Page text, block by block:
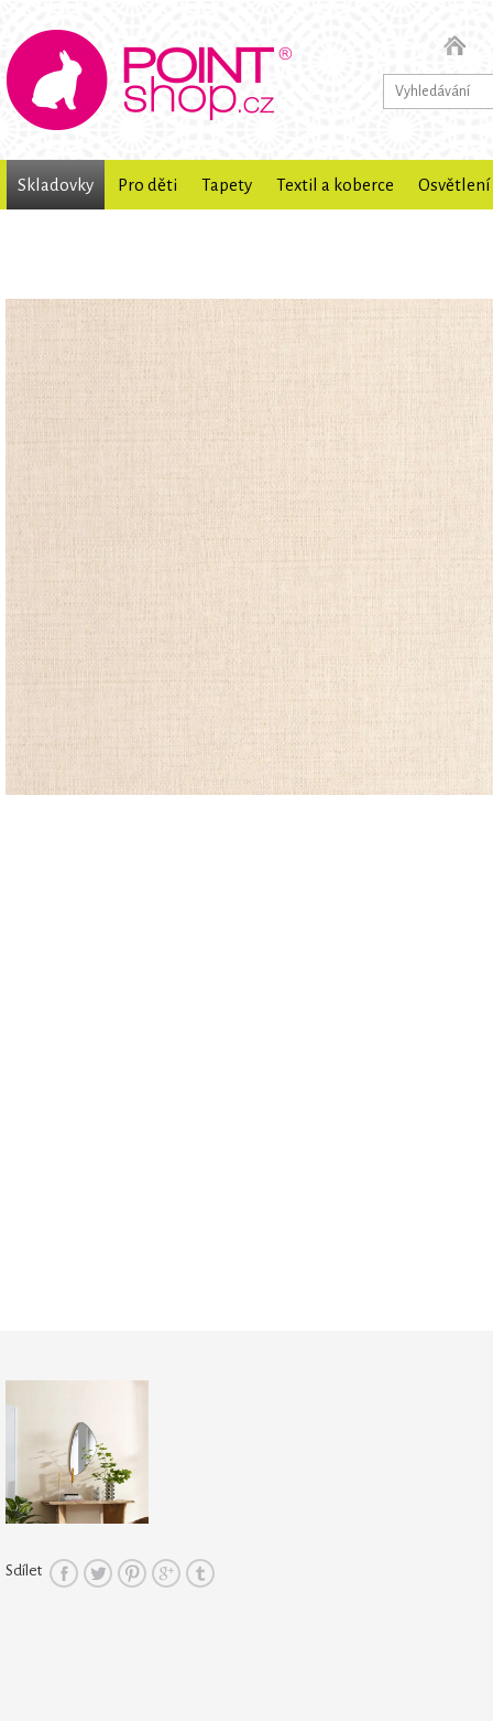
Skladovky Pro děti Tapety Textil a koberce Osvětlení
Sdílet